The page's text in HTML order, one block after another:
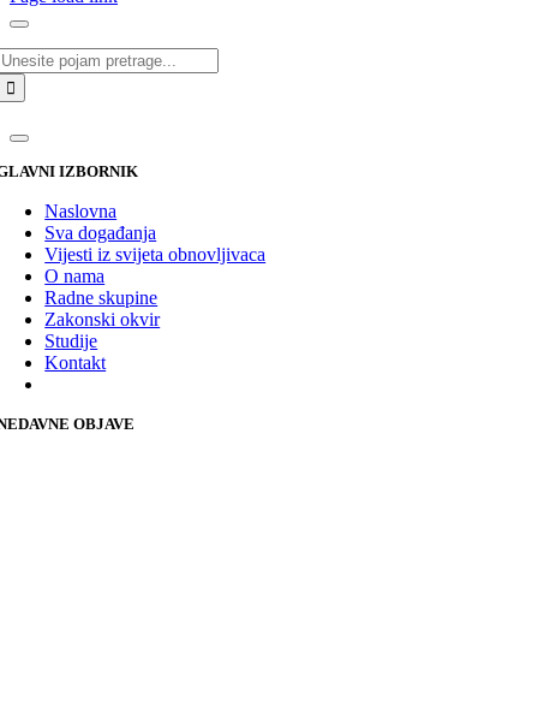
IZBORNIK
Naslovna
Sva događanja
Vijesti iz svijeta obnovljivaca
O nama
Radne skupine
Zakonski okvir
Studije
Kontakt
OBJAVE